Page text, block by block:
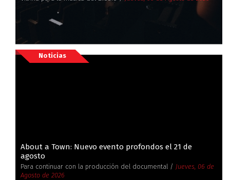
Noticias
About a Town: Nuevo evento profondos el 21 de
agosto
Para continuar con la producción del documental / Jueves, 06 de
Agosto de 2026